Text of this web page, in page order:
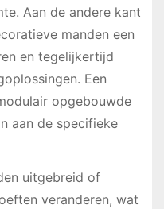
Aan de andere kant
manden een
en tegelijkertijd
Een
opgebouwde
aan de specifieke
uitgebreid of
veranderen, wat